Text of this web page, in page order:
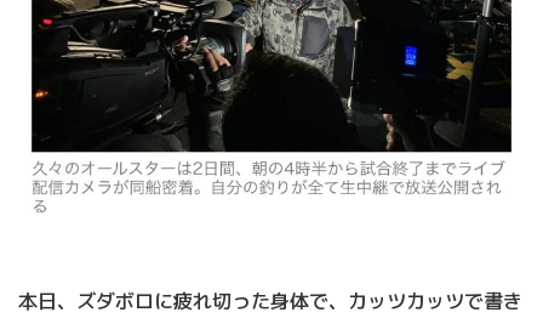
本日、ズダボロに疲れ切った身体で、カッツカッツで書き